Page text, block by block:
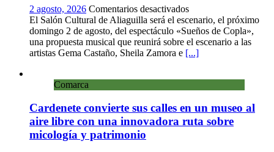
Centro
de
Arte
Loma
del
Olvido
2 agosto, 2026 Comentarios desactivadosen
La
copla
se
sube
El Salón Cultural de Aliaguilla será el escenario, el próximo
domingo 2 de agosto, del espectáculo «Sueños de Copla»,
una propuesta musical que reunirá sobre el escenario a las
artistas Gema Castaño, Sheila Zamora e [...]
Comarca
Cardenete convierte sus calles en un museo al
aire libre con una innovadora ruta sobre
micología y patrimonio